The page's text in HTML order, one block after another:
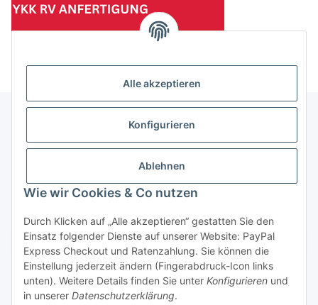
Alle akzeptieren
Konfigurieren
Ablehnen
Wie wir Cookies & Co nutzen
Durch Klicken auf „Alle akzeptieren“ gestatten Sie den
Einsatz folgender Dienste auf unserer Website: PayPal
Express Checkout und Ratenzahlung. Sie können die
Einstellung jederzeit ändern (Fingerabdruck-Icon links
unten). Weitere Details finden Sie unter Konfigurieren und
in unserer Datenschutzerklärung.
(Mindesttabnahmemenge 10 Stück je Länge und Farbe)
Informationen
Gesetzliche Informationen
Vertrag widerrufen